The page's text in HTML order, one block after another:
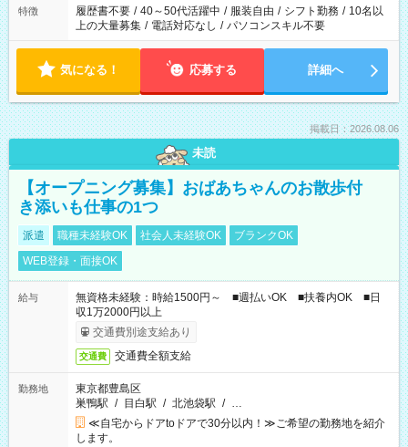
特徴 履歴書不要 / 40～50代活躍中 / 服装自由 / シフト勤務 / 10名以
上の大量募集 / 電話対応なし / パソコンスキル不要
気になる！ 応募する 詳細へ
掲載日：2026.08.06
未読
【オープニング募集】おばあちゃんのお散歩付
き添いも仕事の1つ
派遣 職種未経験OK 社会人未経験OK
ブランクOK
WEB登録・面接OK
給与
無資格未経験：時給1500円～ ■週払いOK ■扶養内OK ■日
収1万2000円以上
交通費別途支給あり
交通費 交通費全額支給
勤務地
東京都豊島区
巣鴨駅 / 目白駅 / 北池袋駅 / …
≪自宅からドアtoドアで30分以内！≫ご希望の勤務地を紹介
します。